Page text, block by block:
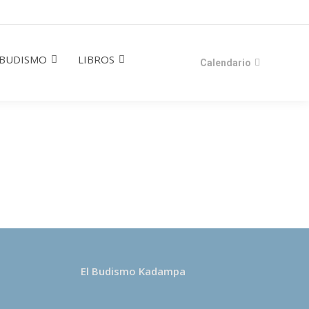
BUDISMO LIBROS Calendario
El Budismo Kadampa